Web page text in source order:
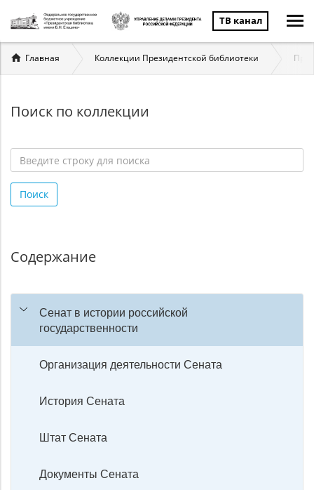
ТВ канал
Вы
здесь
Главная Коллекции Президентской библиотеки
Поиск по коллекции
строку
для
Поиск
Содержание
Сенат в истории российской
государственности
Организация деятельности Сената
История Сената
Штат Сената
Документы Сената